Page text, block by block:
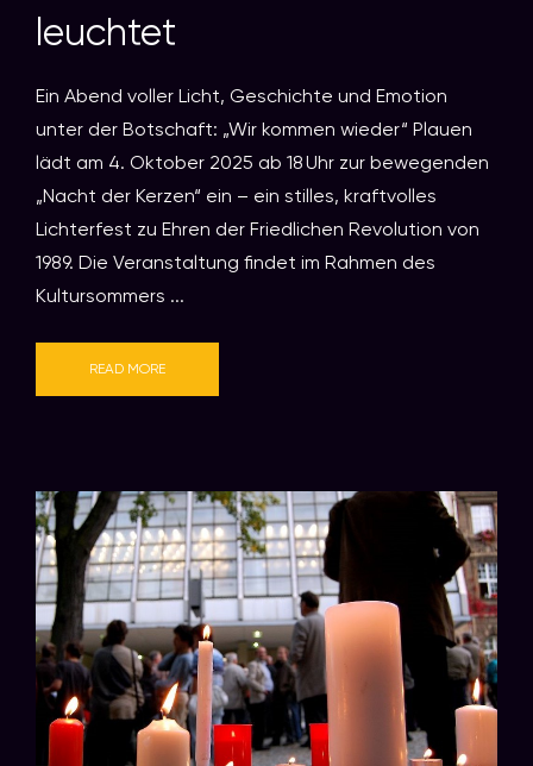
leuchtet
Ein Abend voller Licht, Geschichte und Emotion
unter der Botschaft: „Wir kommen wieder“ Plauen
lädt am 4. Oktober 2025 ab 18 Uhr zur bewegenden
„Nacht der Kerzen“ ein – ein stilles, kraftvolles
Lichterfest zu Ehren der Friedlichen Revolution von
1989. Die Veranstaltung findet im Rahmen des
Kultursommers ...
READ MORE